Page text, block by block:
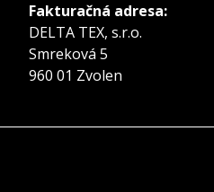
Fakturačná adresa:
DELTA TEX, s.r.o.
Smreková 5
960 01 Zvolen